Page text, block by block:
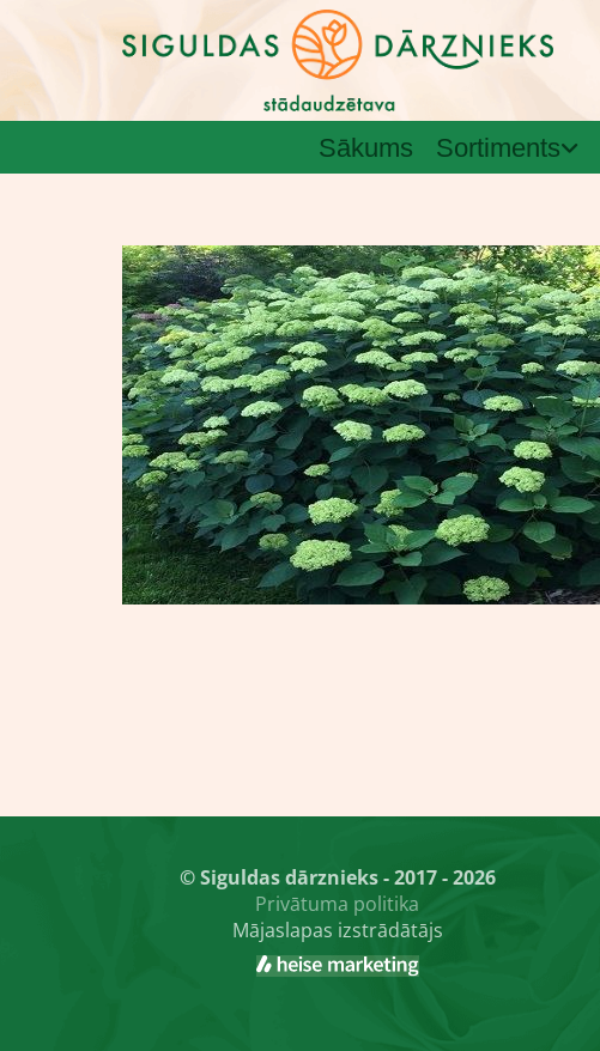
Sākums Sortiments
© Siguldas dārznieks - 2017 - 2026
Privātuma politika
Mājaslapas izstrādātājs